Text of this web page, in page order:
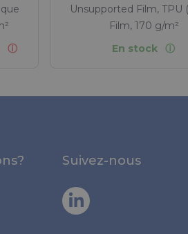
Unsupported Film, TPU
Film, 170 g/m²
En stock
Suivez-nous